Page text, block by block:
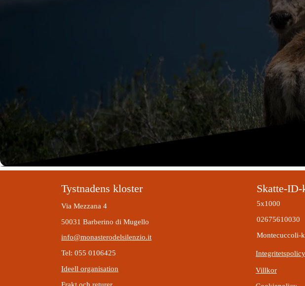
Tystnadens kloster
Via Mezzana 4
50031 Barberino di Mugello
info@monasterodelsilenzio.it
Tel: 055 0106425
Ideell organisation
Frakt och returer
Skatte-ID-
5x1000
02675610030
Montecuccoli-
Integritetspolicy
Villkor